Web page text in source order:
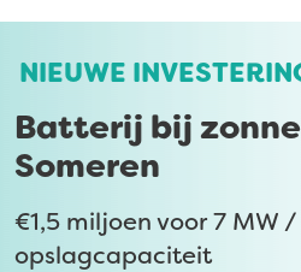
NIEUWE
Batterij bij
Someren
€1,5 miljoen voor 7 MW
opslagcapaciteit